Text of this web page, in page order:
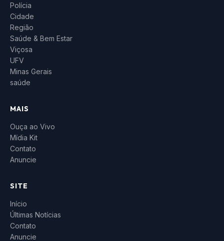
Polícia
Cidade
Região
Saúde & Bem Estar
Viçosa
UFV
Minas Gerais
saúde
MAIS
Ouça ao Vivo
Mídia Kit
Contato
Anuncie
SITE
Início
Últimas Notícias
Contato
Anuncie